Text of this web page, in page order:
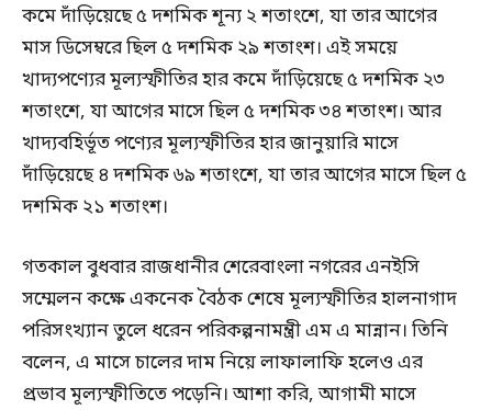
কমে দাঁড়িয়েছে ৫ দশমিক শূন্য ২ শতাংশে, যা তার আগের
মাস ডিসেম্বরে ছিল ৫ দশমিক ২৯ শতাংশ। এই সময়ে
খাদ্যপণ্যের মূল্যস্ফীতির হার কমে দাঁড়িয়েছে ৫ দশমিক ২৩
শতাংশে, যা আগের মাসে ছিল ৫ দশমিক ৩৪ শতাংশ। আর
খাদ্যবহির্ভূত পণ্যের মূল্যস্ফীতির হার জানুয়ারি মাসে
দাঁড়িয়েছে ৪ দশমিক ৬৯ শতাংশে, যা তার আগের মাসে ছিল ৫
দশমিক ২১ শতাংশ।
গতকাল বুধবার রাজধানীর শেরেবাংলা নগরের এনইসি
সম্মেলন কক্ষে একনেক বৈঠক শেষে মূল্যস্ফীতির হালনাগাদ
পরিসংখ্যান তুলে ধরেন পরিকল্পনামন্ত্রী এম এ মান্নান। তিনি
বলেন, এ মাসে চালের দাম নিয়ে লাফালাফি হলেও এর
প্রভাব মূল্যস্ফীতিতে পড়েনি। আশা করি, আগামী মাসে